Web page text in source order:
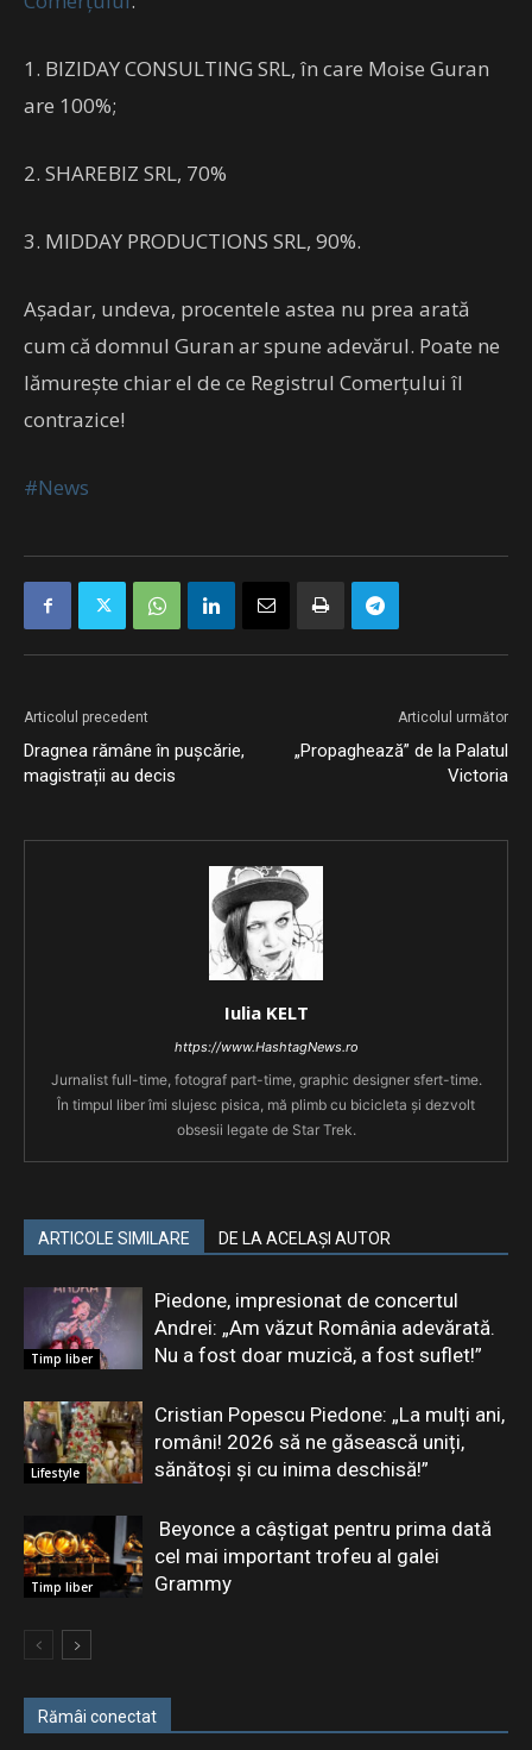
1. BIZIDAY CONSULTING SRL, în care Moise Guran
are 100%;
2. SHAREBIZ SRL, 70%
3. MIDDAY PRODUCTIONS SRL, 90%.
Așadar, undeva, procentele astea nu prea arată
cum că domnul Guran ar spune adevărul. Poate ne
lămurește chiar el de ce Registrul Comerțului îl
contrazice!
#News
Articolul precedent
Dragnea rămâne în pușcărie,
magistrații au decis
Articolul următor
„Propaghează” de la Palatul
Victoria
Iulia KELT
https://www.HashtagNews.ro
Jurnalist full-time, fotograf part-time, graphic designer sfert-time.
În timpul liber îmi slujesc pisica, mă plimb cu bicicleta și dezvolt
obsesii legate de Star Trek.
ARTICOLE SIMILARE DE LA ACELAȘI AUTOR
Timp liber
Piedone, impresionat de concertul
Andrei: „Am văzut România adevărată.
Nu a fost doar muzică, a fost suflet!”
Lifestyle
Cristian Popescu Piedone: „La mulți ani,
români! 2026 să ne găsească uniți,
sănătoși și cu inima deschisă!”
Timp liber
Beyonce a câștigat pentru prima dată
cel mai important trofeu al galei
Grammy
Rămâi conectat